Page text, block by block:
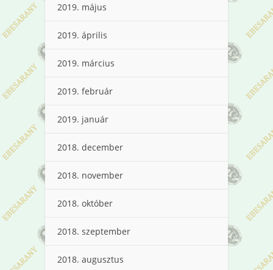
2019. május
2019. április
2019. március
2019. február
2019. január
2018. december
2018. november
2018. október
2018. szeptember
2018. augusztus